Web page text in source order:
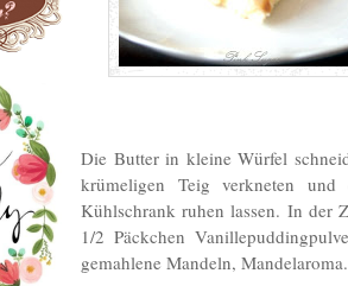
Die Butter in kleine Würfel
krümeligen Teig verkneten
Kühlschrank ruhen lassen. In der
1/2 Päckchen
gemahlene Mandeln, Mandelaroma.